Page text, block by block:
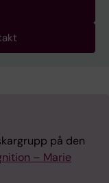
på den
– Marie